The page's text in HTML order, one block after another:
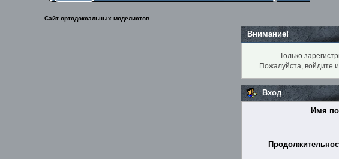
Сайт ортодоксальных моделистов
Внимание!
Только
Пожалуйста, войдите
Вход
Имя